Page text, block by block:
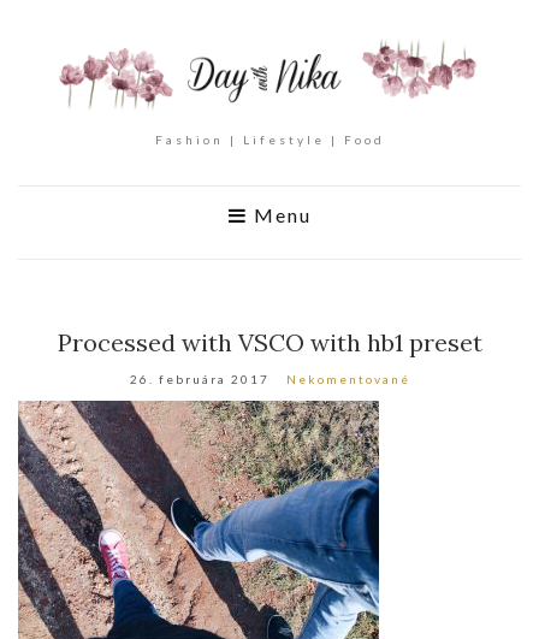
Fashion | Lifestyle | Food
Menu
Processed with VSCO with hb1 preset
26. februára 2017 Nekomentované